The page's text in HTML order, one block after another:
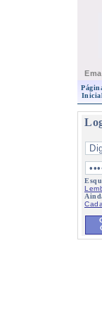
Inicial